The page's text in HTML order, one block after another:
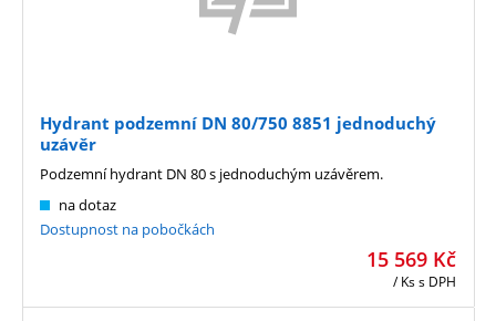
Hydrant podzemní DN 80/750 8851 jednoduchý
uzávěr
15 569 Kč
/ Kss DPH
na dotaz
Dostupnost na pobočkách
Podzemní hydrant DN 80 s jednoduchým uzávěrem.